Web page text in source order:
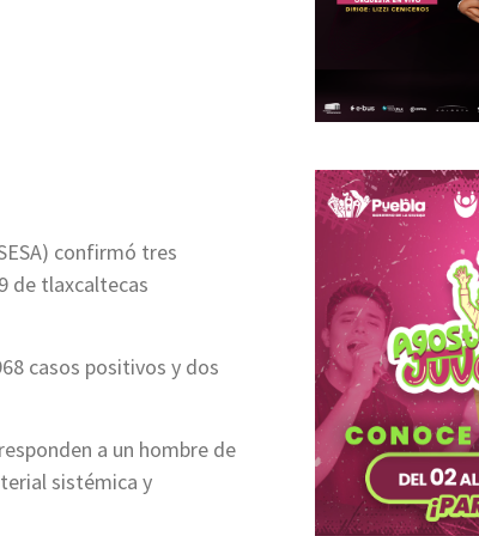
confirmó tres
de tlaxcaltecas
casos positivos y dos
a un hombre de
sistémica y